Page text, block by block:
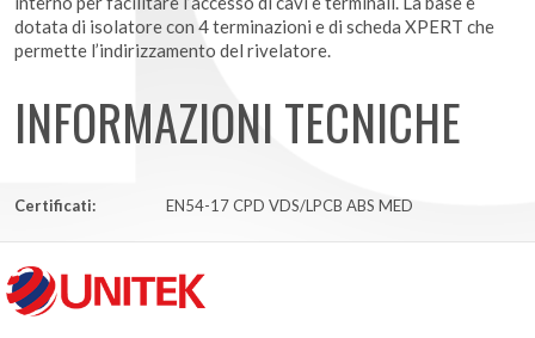
dotata di isolatore con 4 terminazioni e di scheda XPERT che
permette l’indirizzamento del rivelatore.
INFORMAZIONI TECNICHE
Certificati: EN54-17 CPD VDS/LPCB ABS MED